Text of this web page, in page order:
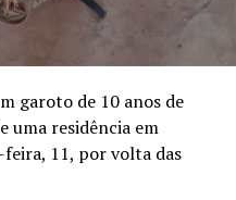
garoto de 10 anos de
uma residência em
feira, 11, por volta das